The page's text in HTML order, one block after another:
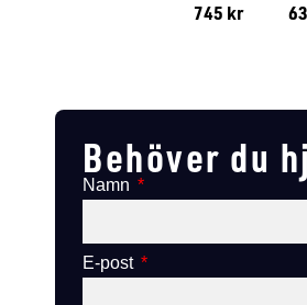
745 kr
Behöver du
Namn
E-post